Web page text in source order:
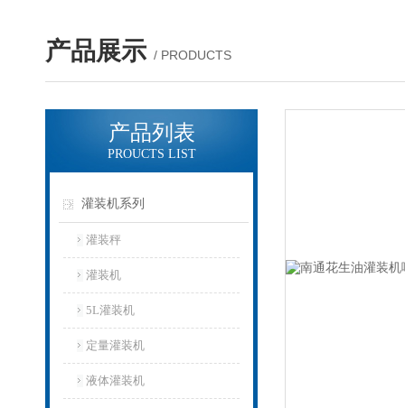
产品展示 / PRODUCTS
产品列表
PROUCTS LIST
灌装机系列
灌装秤
灌装机
5L灌装机
定量灌装机
液体灌装机